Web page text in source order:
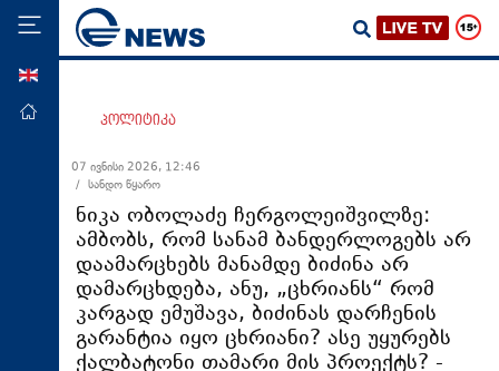
მთავარი
ეკონომიკა
მსოფლიო
ჯანდაცვა
საზოგადოება
სამართალი
პოლიტიკა
07 ივნისი 2026, 12:46
/ სანდო წყარო
ნიკა ობოლაძე ჩერგოლეიშვილზე:
ამბობს, რომ სანამ ბანდერლოგებს არ
დაამარცხებს მანამდე ბიძინა არ
დამარცხდება, ანუ, „ცხრიანს“ რომ
კარგად ემუშავა, ბიძინას დარჩენის
გარანტია იყო ცხრიანი? ასე უყურებს
ქალბატონი თამარი მის პროექტს? -